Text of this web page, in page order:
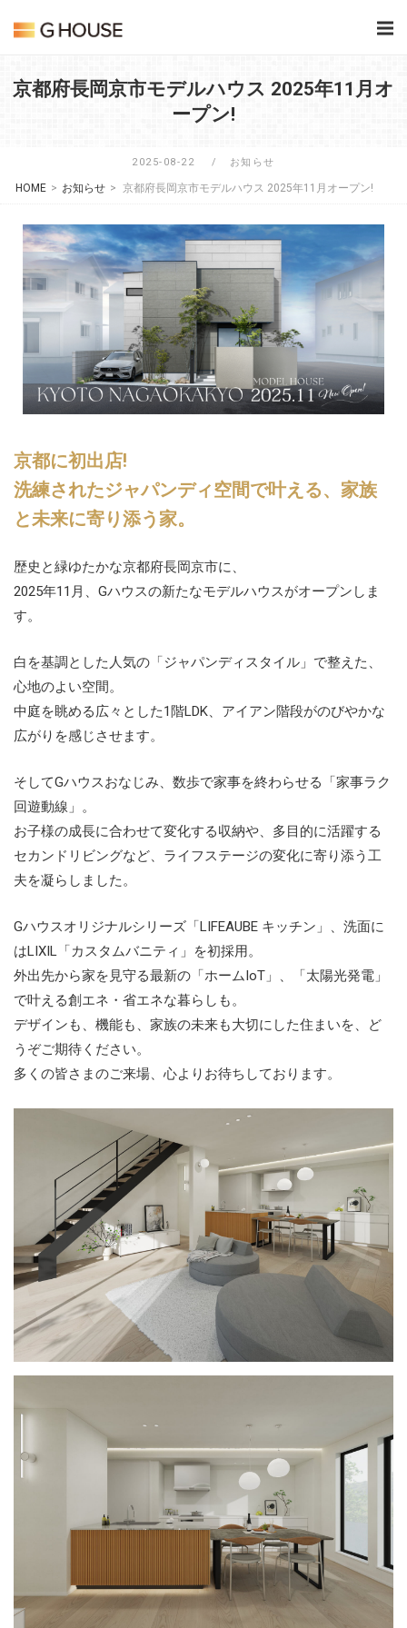
京都府長岡京市モデルハウス 2025年11月オ
ープン!
2025-08-22 お知らせ
HOME > お知らせ > 京都府長岡京市モデルハウス 2025年11月オープン!
京都に初出店!
洗練されたジャパンディ空間で叶える、 家族
と未来に寄り添う家。
歴史と緑ゆたかな京都府長岡京市に、
2025年11月、Gハウスの新たなモデルハウスがオープンしま
す。
白を基調とした人気の「ジャパンディスタイル」で整えた、
心地のよい空間。
中庭を眺める広々とした1階LDK、アイアン階段がのびやかな
広がりを感じさせます。
そしてGハウスおなじみ、数歩で家事を終わらせる「家事ラク
回遊動線」。
お子様の成長に合わせて変化する収納や、多目的に活躍する
セカンドリビングなど、 ライフステージの変化に寄り添う工
夫を凝らしました。
Gハウスオリジナルシリーズ「LIFEAUBE キッチン」、洗面に
はLIXIL「カスタムバニティ」を初採用。
外出先から家を見守る最新の「ホームIoT」、「太陽光発電」
で叶える創エネ・省エネな暮らしも。
デザインも、機能も、家族の未来も大切にした住まいを、ど
うぞご期待ください。
多くの皆さまのご来場、心よりお待ちしております。